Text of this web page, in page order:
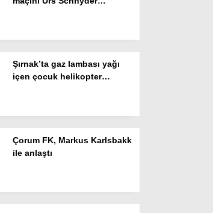
Nöbetçi Eczaneler
SPOR
Magazin
Hava Durumu
Şırnak’ta gaz lambası yağı
içen çocuk helikopter
Çorum FK, Markus Karlsbakk
ile anlaştı